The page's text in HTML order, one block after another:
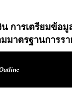
น การเตรียมข้อ
มาตรฐานการรา